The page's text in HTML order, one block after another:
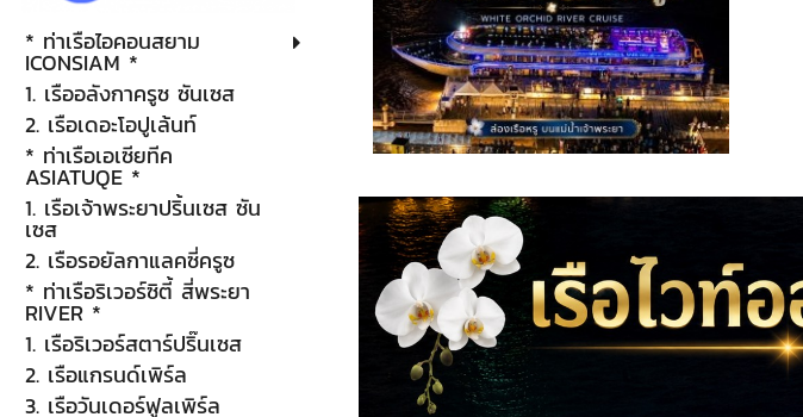
* ท่าเรือไอคอนสยาม
ICONSIAM *
1. เรืออลังกาครูซ ซันเซส
2. เรือเดอะโอปูเล้นท์
* ท่าเรือเอเซียทีค
ASIATUQE *
1. เรือเจ้าพระยาปริ้นเซส ซัน
เซส
2. เรือรอยัลกาแลคซี่ครูซ
* ท่าเรือริเวอร์ซิตี้ สี่พระยา
RIVER *
1. เรือริเวอร์สตาร์ปริ๊นเซส
2. เรือแกรนด์เพิร์ล
3. เรือวันเดอร์ฟูลเพิร์ล